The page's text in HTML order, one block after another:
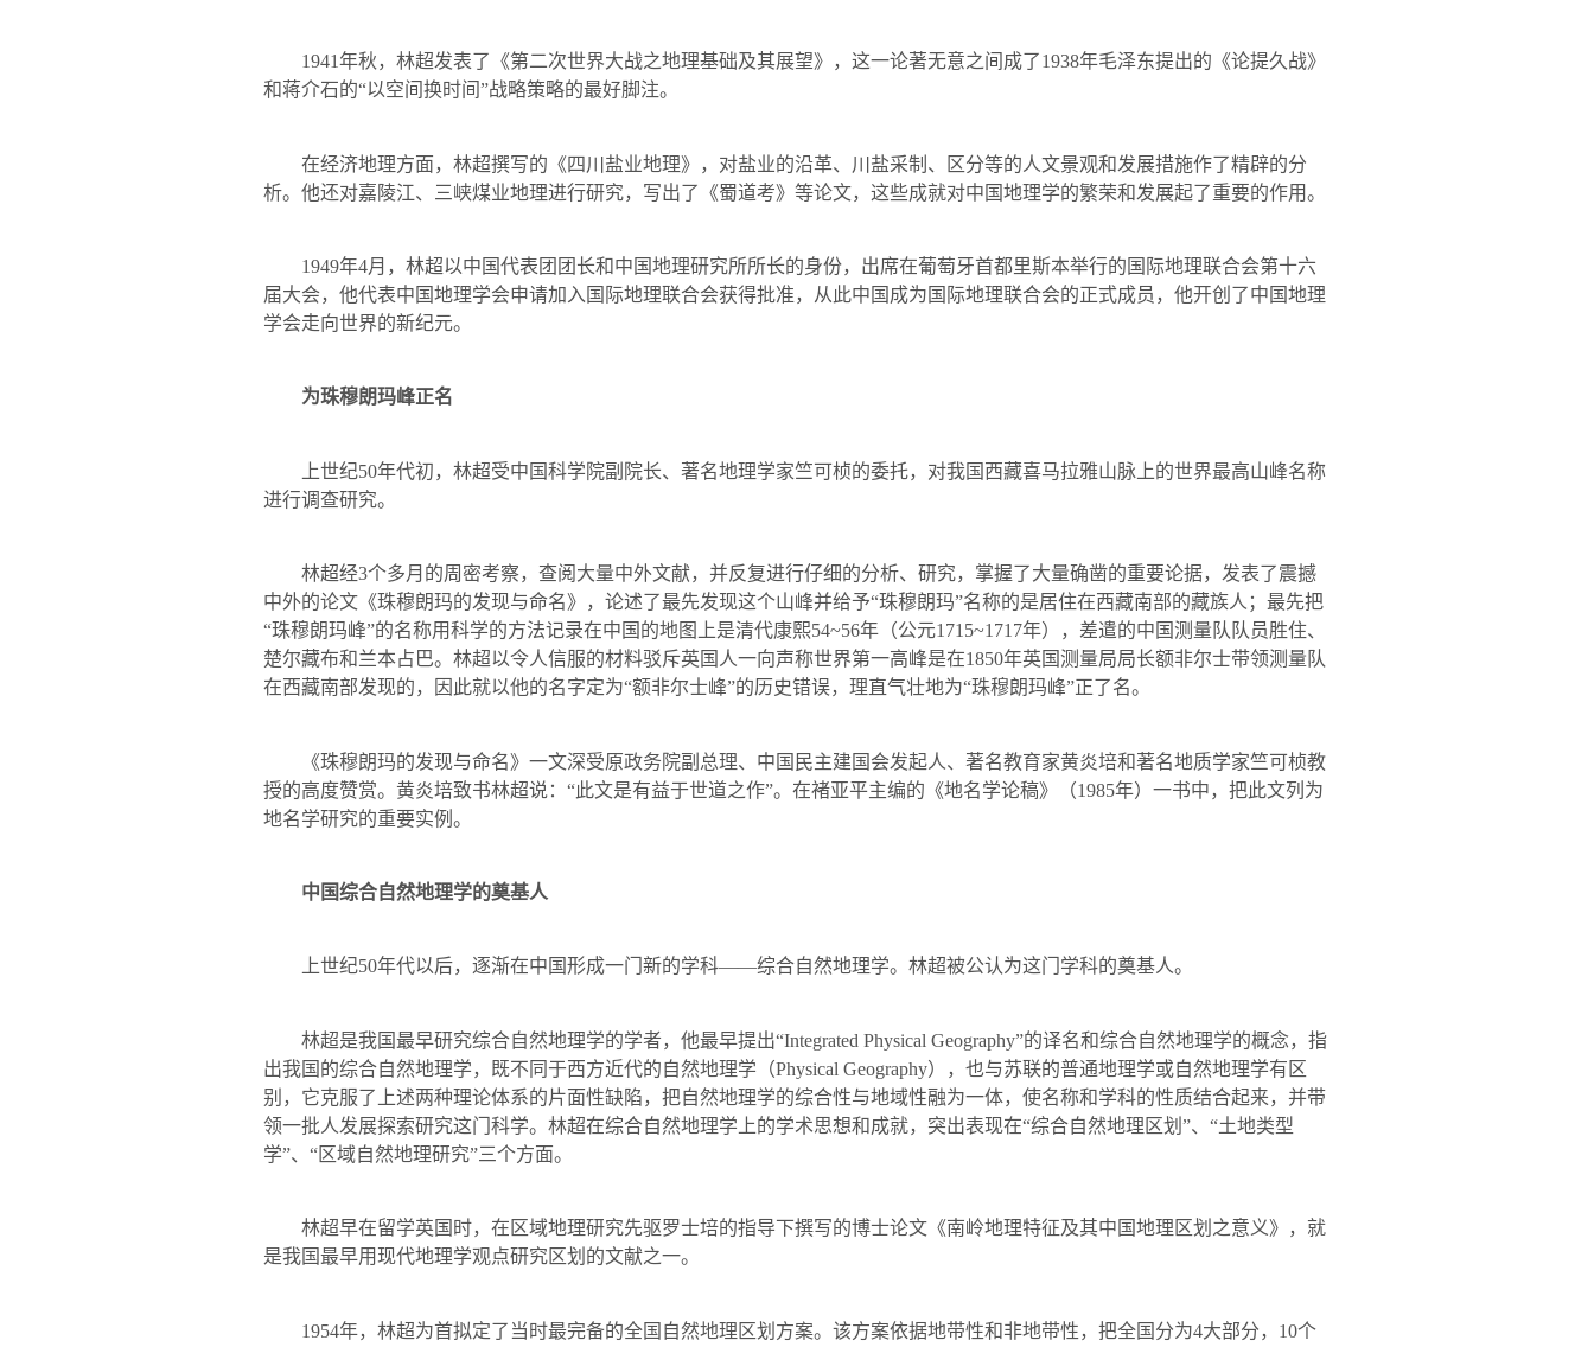
1941年秋，林超发表了《第二次世界大战之地理基础及其展望》，这一论著无意之间成了1938年毛泽东提出的《论提久战》
和蒋介石的“以空间换时间”战略策略的最好脚注。
在经济地理方面，林超撰写的《四川盐业地理》，对盐业的沿革、川盐采制、区分等的人文景观和发展措施作了精辟的分
析。他还对嘉陵江、三峡煤业地理进行研究，写出了《蜀道考》等论文，这些成就对中国地理学的繁荣和发展起了重要的作用。
1949年4月，林超以中国代表团团长和中国地理研究所所长的身份，出席在葡萄牙首都里斯本举行的国际地理联合会第十六
届大会，他代表中国地理学会申请加入国际地理联合会获得批准，从此中国成为国际地理联合会的正式成员，他开创了中国地理
学会走向世界的新纪元。
为珠穆朗玛峰正名
上世纪50年代初，林超受中国科学院副院长、著名地理学家竺可桢的委托，对我国西藏喜马拉雅山脉上的世界最高山峰名称
进行调查研究。
林超经3个多月的周密考察，查阅大量中外文献，并反复进行仔细的分析、研究，掌握了大量确凿的重要论据，发表了震撼
中外的论文《珠穆朗玛的发现与命名》，论述了最先发现这个山峰并给予“珠穆朗玛”名称的是居住在西藏南部的藏族人；最先把
“珠穆朗玛峰”的名称用科学的方法记录在中国的地图上是清代康熙54~56年（公元1715~1717年），差遣的中国测量队队员胜住、
楚尔藏布和兰本占巴。林超以令人信服的材料驳斥英国人一向声称世界第一高峰是在1850年英国测量局局长额非尔士带领测量队
在西藏南部发现的，因此就以他的名字定为“额非尔士峰”的历史错误，理直气壮地为“珠穆朗玛峰”正了名。
《珠穆朗玛的发现与命名》一文深受原政务院副总理、中国民主建国会发起人、著名教育家黄炎培和著名地质学家竺可桢教
授的高度赞赏。黄炎培致书林超说：“此文是有益于世道之作”。在褚亚平主编的《地名学论稿》（1985年）一书中，把此文列为
地名学研究的重要实例。
中国综合自然地理学的奠基人
上世纪50年代以后，逐渐在中国形成一门新的学科——综合自然地理学。林超被公认为这门学科的奠基人。
林超是我国最早研究综合自然地理学的学者，他最早提出“Integrated Physical Geography”的译名和综合自然地理学的概念，指
出我国的综合自然地理学，既不同于西方近代的自然地理学（Physical Geography），也与苏联的普通地理学或自然地理学有区
别，它克服了上述两种理论体系的片面性缺陷，把自然地理学的综合性与地域性融为一体，使名称和学科的性质结合起来，并带
领一批人发展探索研究这门科学。林超在综合自然地理学上的学术思想和成就，突出表现在“综合自然地理区划”、“土地类型
学”、“区域自然地理研究”三个方面。
林超早在留学英国时，在区域地理研究先驱罗士培的指导下撰写的博士论文《南岭地理特征及其中国地理区划之意义》，就
是我国最早用现代地理学观点研究区划的文献之一。
1954年，林超为首拟定了当时最完备的全国自然地理区划方案。该方案依据地带性和非地带性，把全国分为4大部分， 10个